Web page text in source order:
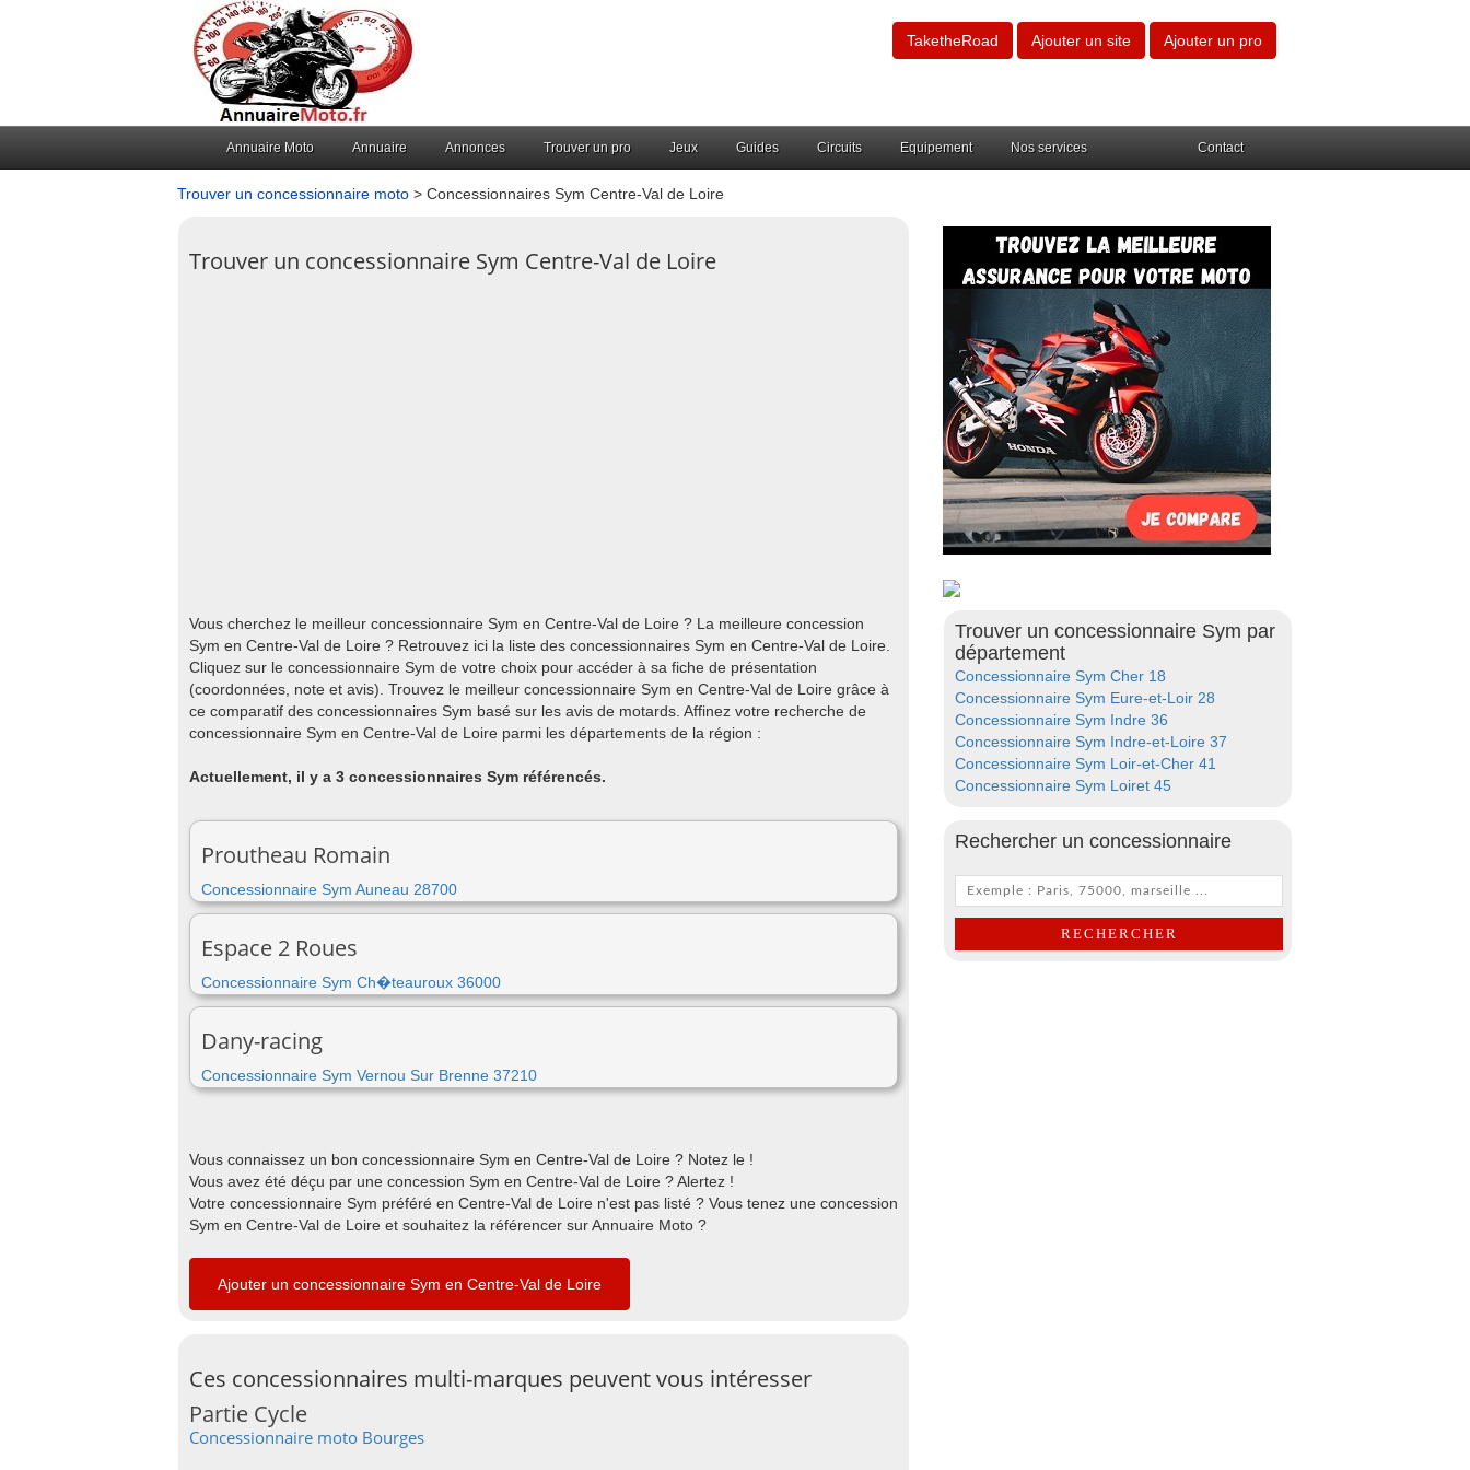
TaketheRoad Ajouter un site Ajouter un pro
Annuaire Moto Annuaire Annonces Trouver un pro Jeux Guides Circuits Equipement Nos services Contact
Trouver un concessionnaire moto > Concessionnaires Sym Centre-Val de Loire
Trouver un concessionnaire Sym Centre-Val de Loire
Vous cherchez le meilleur concessionnaire Sym en Centre-Val de Loire ? La meilleure concession
Sym en Centre-Val de Loire ? Retrouvez ici la liste des concessionnaires Sym en Centre-Val de Loire.
Cliquez sur le concessionnaire Sym de votre choix pour accéder à sa fiche de présentation
(coordonnées, note et avis). Trouvez le meilleur concessionnaire Sym en Centre-Val de Loire grâce à
ce comparatif des concessionnaires Sym basé sur les avis de motards. Affinez votre recherche de
concessionnaire Sym en Centre-Val de Loire parmi les départements de la région :
Actuellement, il y a 3 concessionnaires Sym référencés.
Proutheau Romain
Concessionnaire Sym Auneau 28700
Espace 2 Roues
Concessionnaire Sym Ch�teauroux 36000
Dany-racing
Concessionnaire Sym Vernou Sur Brenne 37210
Vous connaissez un bon concessionnaire Sym en Centre-Val de Loire ? Notez le !
Vous avez été déçu par une concession Sym en Centre-Val de Loire ? Alertez !
Votre concessionnaire Sym préféré en Centre-Val de Loire n'est pas listé ? Vous tenez une concession
Sym en Centre-Val de Loire et souhaitez la référencer sur Annuaire Moto ?
Ajouter un concessionnaire Sym en Centre-Val de Loire
Ces concessionnaires multi-marques peuvent vous intéresser
Partie Cycle
Concessionnaire moto Bourges
Trouver un concessionnaire Sym par
département
Concessionnaire Sym Cher 18
Concessionnaire Sym Eure-et-Loir 28
Concessionnaire Sym Indre 36
Concessionnaire Sym Indre-et-Loire 37
Concessionnaire Sym Loir-et-Cher 41
Concessionnaire Sym Loiret 45
Rechercher un concessionnaire